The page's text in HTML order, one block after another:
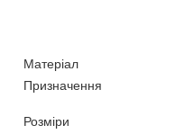
Матеріал
Призначення
Розміри